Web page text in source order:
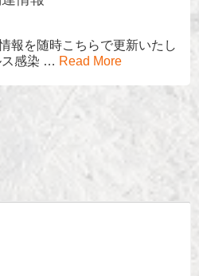
報を随時こちらで更新いたし
ス感染 … Read More